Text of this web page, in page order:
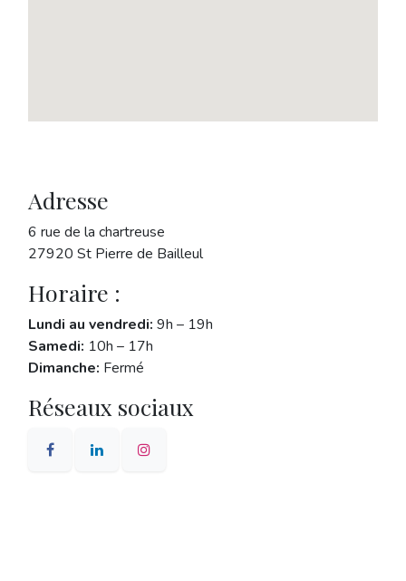
Adresse
6 rue de la chartreuse
27920 St Pierre de Bailleul
Horaire :
Lundi au vendredi: 9h – 19h
Samedi: 10h – 17h
Dimanche: Fermé
Réseaux sociaux